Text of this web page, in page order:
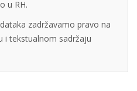
u RH.
zadržavamo pravo na
i tekstualnom sadržaju